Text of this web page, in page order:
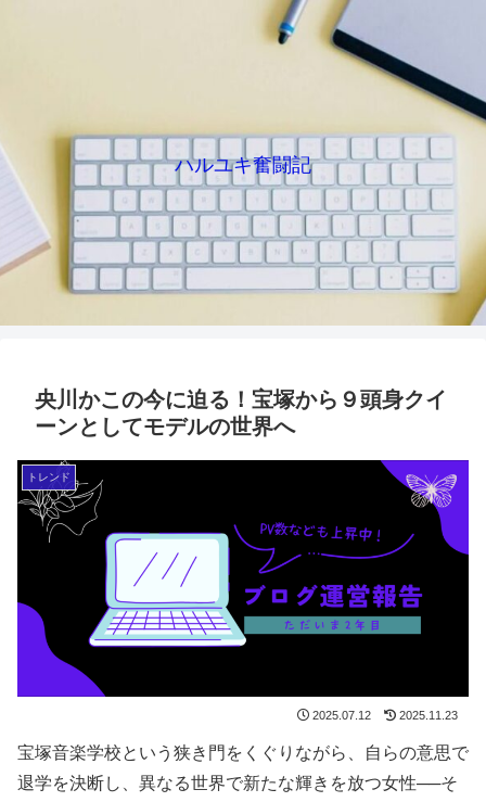
ハルユキ奮闘記
央川かこの今に迫る！宝塚から９頭身クイ
ーンとしてモデルの世界へ
トレンド
2025.07.12 2025.11.23
宝塚音楽学校という狭き門をくぐりながら、自らの意思で
退学を決断し、異なる世界で新たな輝きを放つ女性──そ